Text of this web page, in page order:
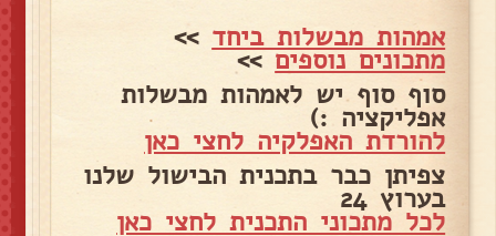
אמהות מבשלות ביחד >>
מתכונים נוספים>>
סוף סוף יש לאמהות מבשלות
אפליקציה :)
להורדת האפלקיה לחצי כאן
צפיתן כבר בתכנית הבישול שלנו
בערוץ 24
לכל מתכוני התכנית לחצי כאן